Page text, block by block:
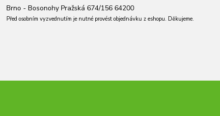
Brno - Bosonohy Pražská 674/156 64200
Před osobním vyzvednutím je nutné provést objednávku z eshopu. Děkujeme.